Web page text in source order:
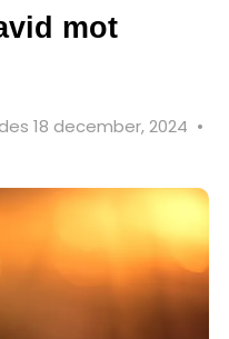
mot
18 december, 2024 •